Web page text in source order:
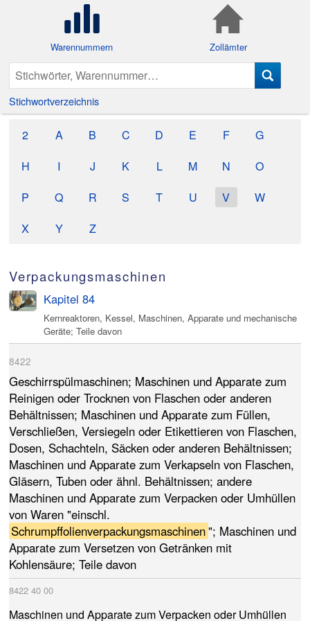
Warennummern Zollämter
Stichwortverzeichnis
2 A B C D E F
G
H
I J K L M N
O
P
Q R S T U V
W
X
Y Z
Verpackungsmaschinen
Kernreaktoren, Kessel, Maschinen, Apparate und mechanische
Geräte; Teile davon
Kapitel 84
8422
Geschirrspülmaschinen; Maschinen und Apparate zum
Reinigen oder Trocknen von Flaschen oder anderen
Behältnissen; Maschinen und Apparate zum Füllen,
Verschließen, Versiegeln oder Etikettieren von Flaschen,
Dosen, Schachteln, Säcken oder anderen Behältnissen;
Maschinen und Apparate zum Verkapseln von Flaschen,
Gläsern, Tuben oder ähnl. Behältnissen; andere
Maschinen und Apparate zum Verpacken oder Umhüllen
von Waren "einschl.
Schrumpffolienverpackungsmaschinen"; Maschinen und
Apparate zum Versetzen von Getränken mit
Kohlensäure; Teile davon
8422 40 00
Maschinen und Apparate zum Verpacken oder Umhüllen